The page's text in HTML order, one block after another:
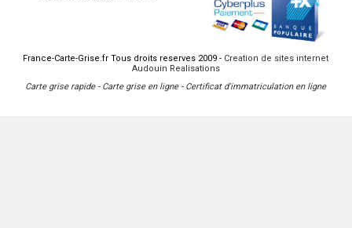
France-Carte-Grise.fr Tous droits reserves 2009 - Creation de sites internet
Audouin Realisations
Carte grise rapide- Carte grise en ligne- Certificat d'immatriculation en ligne